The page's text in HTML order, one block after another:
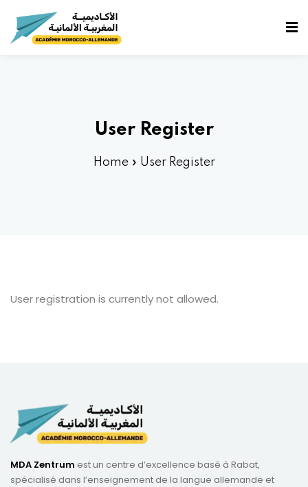
User Register
Home» User Register
User registration is currently not allowed.
MDA Zentrum est un centre d’excellence basé à Rabat,
spécialisé dans l’enseignement de la langue allemande et